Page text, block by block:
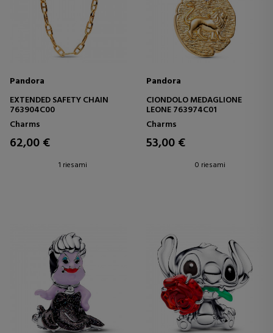
Pandora
EXTENDED SAFETY CHAIN
763904C00
Charms
62,00 €
1 riesami
Pandora
CIONDOLO MEDAGLIONE
LEONE 763974C01
Charms
53,00 €
0 riesami